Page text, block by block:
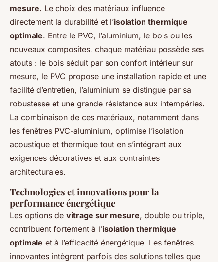
mesure. Le choix des matériaux influence
directement la durabilité et l’isolation thermique
optimale. Entre le PVC, l’aluminium, le bois ou les
nouveaux composites, chaque matériau possède ses
atouts : le bois séduit par son confort intérieur sur
mesure, le PVC propose une installation rapide et une
facilité d’entretien, l’aluminium se distingue par sa
robustesse et une grande résistance aux intempéries.
La combinaison de ces matériaux, notamment dans
les fenêtres PVC-aluminium, optimise l’isolation
acoustique et thermique tout en s’intégrant aux
exigences décoratives et aux contraintes
architecturales.
Technologies et innovations pour la
performance énergétique
Les options de vitrage sur mesure, double ou triple,
contribuent fortement à l’isolation thermique
optimale et à l’efficacité énergétique. Les fenêtres
innovantes intègrent parfois des solutions telles que